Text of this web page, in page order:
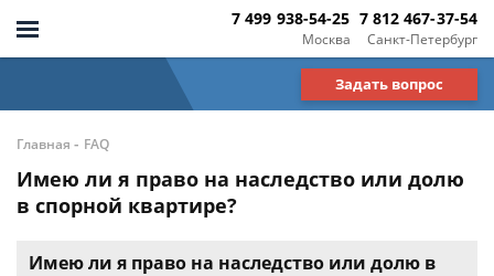
Москва
7 499 938-54-25
Санкт-Петербург
7 812 467-37-54
Задать вопрос
Главная - FAQ
Имею ли я право на наследство или долю
в спорной квартире?
Имею ли я право на наследство или долю в